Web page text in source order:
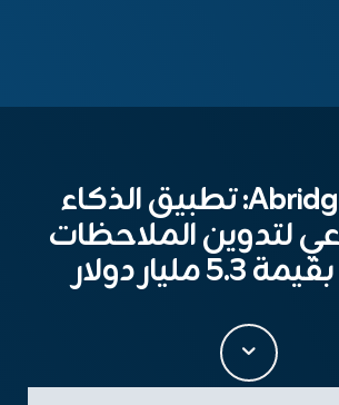
شركة Abridge: تطبيق الذكاء
لتدوين الملاحظات
مليار دولار